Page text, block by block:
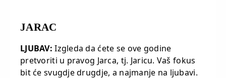
JARAC
LJUBAV: Izgleda da ćete se ove godine
pretvoriti u pravog Jarca, tj. Jaricu. Vaš fokus
bit će svugdje drugdje, a najmanje na ljubavi.